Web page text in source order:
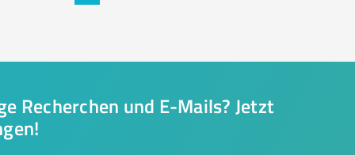
Recherchen und E-Mails? Jetzt